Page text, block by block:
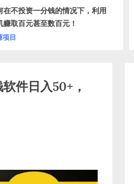
在不投资一分钱的情况下，利用
赚取百元甚至数百元！
项目
件日入50+，